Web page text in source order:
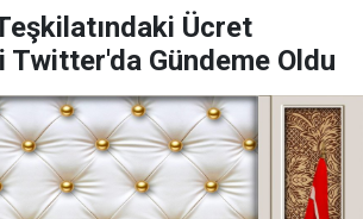
Ücret
Twitter'da Gündeme Oldu